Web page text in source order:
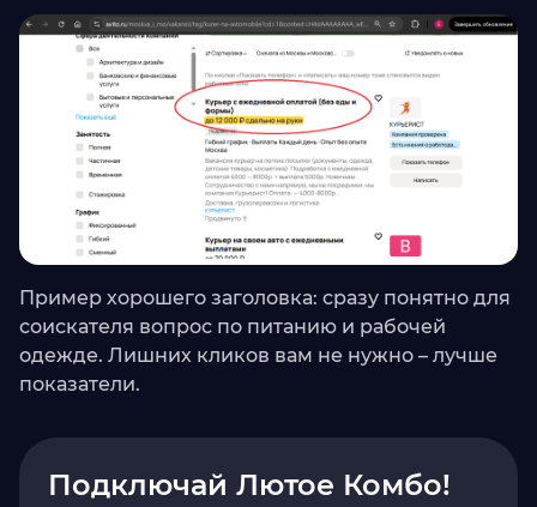
Пример хорошего заголовка: сразу понятно для
соискателя вопрос по питанию и рабочей
одежде. Лишних кликов вам не нужно – лучше
показатели.
Подключай Лютое Комбо!